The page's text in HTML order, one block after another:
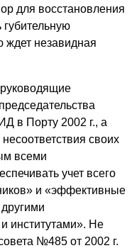
для восстановления
ждет незавидная
в Порту 2002 г., а
своих
всеми
учет всего
и «эффективные
институтами». Не
№485 от 2002 г.